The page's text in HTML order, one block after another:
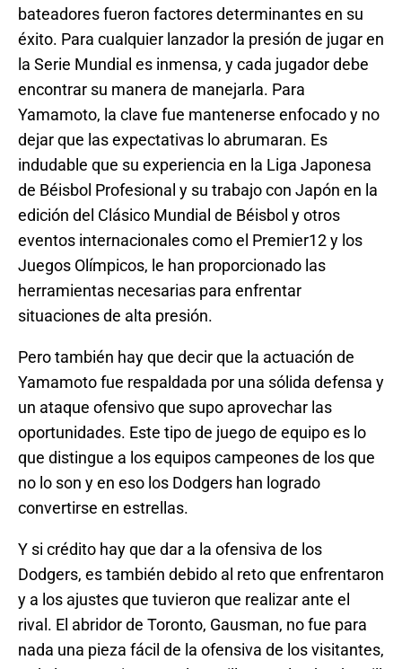
bateadores fueron factores determinantes en su
éxito. Para cualquier lanzador la presión de jugar en
la Serie Mundial es inmensa, y cada jugador debe
encontrar su manera de manejarla. Para
Yamamoto, la clave fue mantenerse enfocado y no
dejar que las expectativas lo abrumaran. Es
indudable que su experiencia en la Liga Japonesa
de Béisbol Profesional y su trabajo con Japón en la
edición del Clásico Mundial de Béisbol y otros
eventos internacionales como el Premier12 y los
Juegos Olímpicos, le han proporcionado las
herramientas necesarias para enfrentar
situaciones de alta presión.
Pero también hay que decir que la actuación de
Yamamoto fue respaldada por una sólida defensa y
un ataque ofensivo que supo aprovechar las
oportunidades. Este tipo de juego de equipo es lo
que distingue a los equipos campeones de los que
no lo son y en eso los Dodgers han logrado
convertirse en estrellas.
Y si crédito hay que dar a la ofensiva de los
Dodgers, es también debido al reto que enfrentaron
y a los ajustes que tuvieron que realizar ante el
rival. El abridor de Toronto, Gausman, no fue para
nada una pieza fácil de la ofensiva de los visitantes,